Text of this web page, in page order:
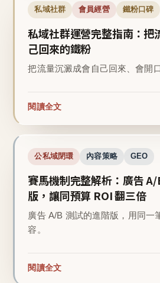
私域社群 會員經營 鐵粉口碑
私域社群運營完整指南：把
己回來的鐵粉
把流量沉澱成會自己回來、會開
閱讀全文
公私域閉環 內容策略 GEO
賽馬機制完整解析：廣告
版，讓同預算 ROI 翻三倍
廣告 A/B 測試的進階版，用同一
容。
閱讀全文